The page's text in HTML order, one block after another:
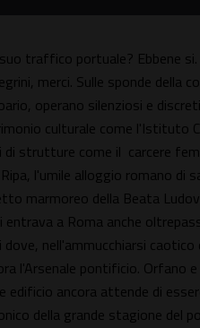
traffico portuale? Ebbene
merci. Sulle sponde della
operano silenziosi e
culturale come l'Istituto
strutture come il carcere
l'umile alloggio romano di
marmoreo della Beata
entrava a Roma anche
dove, nell'ammucchiarsi
l'Arsenale pontificio. Orfano
edificio ancora attende di
della grande stagione del